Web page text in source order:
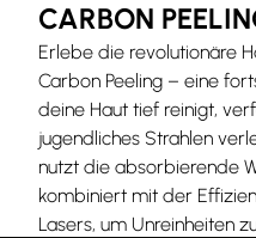
CARBON
Erlebe die revolutionäre
Carbon Peeling – eine
deine Haut tief reinigt,
jugendliches Strahlen
nutzt die absorbierende
kombiniert mit der
Lasers, um Unreinheiten